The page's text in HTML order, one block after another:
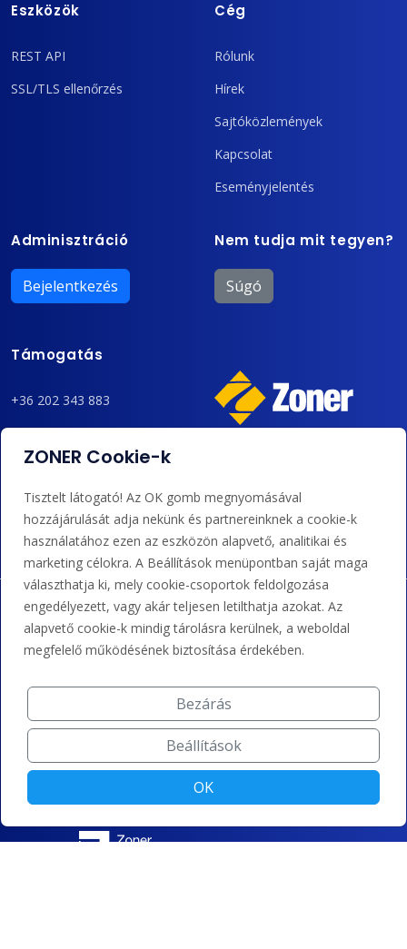
Eszközök
REST API
SSL/TLS ellenőrzés
Cég
Rólunk
Hírek
Sajtóközlemények
Kapcsolat
Eseményjelentés
Adminisztráció
Bejelentkezés
Nem tudja mit tegyen?
Súgó
Támogatás
+36 202 343 883
admin@zoner.hu
átutalást és kreditet.
ZONER Cookie-k
Tisztelt látogató! Az OK gomb megnyomásával
hozzájárulását adja nekünk és partnereinknek a cookie-k
használatához ezen az eszközön alapvető, analitikai és
marketing célokra. A Beállítások menüpontban saját maga
választhatja ki, mely cookie-csoportok feldolgozása
engedélyezett, vagy akár teljesen letilthatja azokat. Az
alapvető cookie-k mindig tárolásra kerülnek, a weboldal
megfelelő működésének biztosítása érdekében.
Bezárás
Beállítások
OK